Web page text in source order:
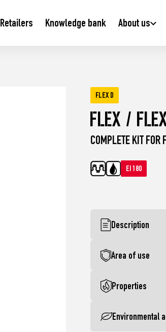
Retailers Knowledge bank About us
FLEX D
Flex /
COMPLETE KIT
EI 180
Description
Area of use
Properties
Environmental